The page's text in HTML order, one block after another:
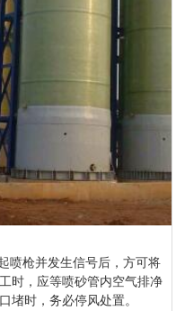
枪并发生信号后，方可将
时，应等喷砂管内空气排净
堵时，务必停风处置。